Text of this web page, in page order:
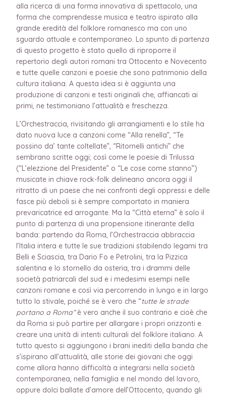
alla ricerca di una forma innovativa di spettacolo, una
forma che comprendesse musica e teatro ispirato alla
grande eredità del folklore romanesco ma con uno
sguardo attuale e contemporaneo. Lo spunto di partenza
di questo progetto è stato quello di riproporre il
repertorio degli autori romani tra Ottocento e Novecento
e tutte quelle canzoni e poesie che sono patrimonio della
cultura italiana. A questa idea si è aggiunta una
produzione di canzoni e testi originali che, affiancati ai
primi, ne testimoniano l’attualità e freschezza.
L’Orchestraccia, rivisitando gli arrangiamenti e lo stile ha
dato nuova luce a canzoni come “Alla renella”, “Te
possino da’ tante coltellate”, “Ritornelli antichi” che
sembrano scritte oggi; così come le poesie di Trilussa
(“L’elezzione del Presidente” o “Le cose come stanno”)
musicate in chiave rock-folk delineano ancora oggi il
ritratto di un paese che nei confronti degli oppressi e delle
fasce più deboli si è sempre comportato in maniera
prevaricatrice ed arrogante. Ma la “Città eterna” è solo il
punto di partenza di una propensione itinerante della
banda: partendo da Roma, l’Orchestraccia abbraccia
l’Italia intera e tutte le sue tradizioni stabilendo legami tra
Belli e Sciascia, tra Dario Fo e Petrolini, tra la Pizzica
salentina e lo stornello da osteria, tra i drammi delle
società patriarcali del sud e i medesimi esempi nelle
canzoni romane e così via percorrendo in lungo e in largo
tutto lo stivale, poiché se è vero che “tutte le strade
portano a Roma”è vero anche il suo contrario e cioè che
da Roma si può partire per allargare i propri orizzonti e
creare una unità di intenti culturali del folklore italiano. A
tutto questo si aggiungono i brani inediti della banda che
s’ispirano all’attualità, alle storie dei giovani che oggi
come allora hanno difficoltà a integrarsi nella società
contemporanea, nella famiglia e nel mondo del lavoro,
oppure dolci ballate d’amore dell’Ottocento, quando gli